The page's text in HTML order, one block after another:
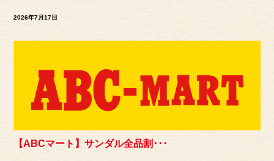
2026年7月17日
【ABCマート】サンダル全品割･･･